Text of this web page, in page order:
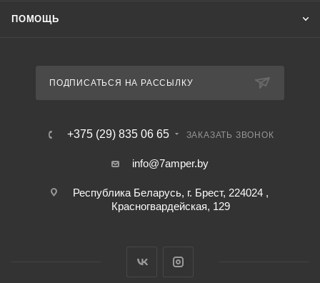
ПОМОЩЬ
ПОДПИСАТЬСЯ НА РАССЫЛКУ
+375 (29) 835 06 65 ЗАКАЗАТЬ ЗВОНОК
info@7amper.by
Республика Беларусь, г. Брест, 224024 ,
Красногвардейская, 129